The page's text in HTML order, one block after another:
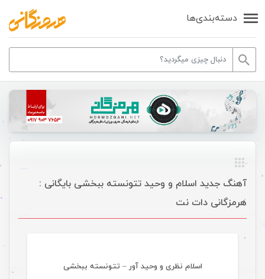
دسته‌بندی‌ها
آهنگ جدید اسلام و وحید تتونسته ببخشی بایگانی :
هرمزگانی دات نت
اسلام نظری و وحید آور – تتونسته ببخشی